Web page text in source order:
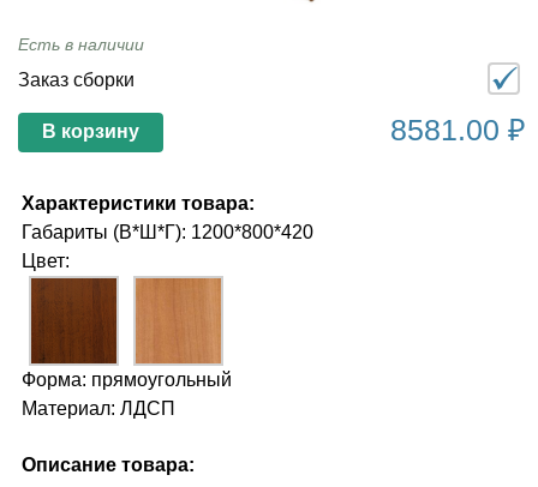
Есть в наличии
Заказ сборки
8581.00 ₽
В корзину
Характеристики товара:
Габариты (В*Ш*Г): 1200*800*420
Цвет:
Форма: прямоугольный
Материал: ЛДСП
Описание товара: